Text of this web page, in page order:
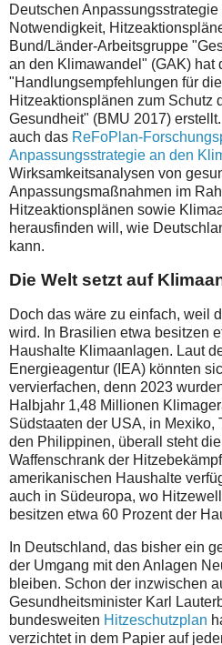
Deutschen
Notwendigkeit,
Bund/Länder-Arbeitsgruppe
an den Klimawandel" (GAK) hat
"Handlungsempfehlungen für
Hitzeaktionsplänen zum Schutz
Gesundheit" (BMU 2017)
auch das ReFoPlan-
Anpassungsstrategie an den
Wirksamkeitsanalysen von
Anpassungsmaßnahmen im
Hitzeaktionsplänen sowie
herausfinden will, wie
kann.
Die Welt setzt auf
Doch das wäre zu einfach, weil
wird. In Brasilien etwa besitzen
Haushalte Klimaanlagen. Laut
Energieagentur (IEA) könnten
vervierfachen, denn 2023
Halbjahr 1,48 Millionen
Südstaaten der USA, in Mexiko,
den Philippinen, überall steht
Waffenschrank der
amerikanischen Haushalte
auch in Südeuropa, wo
besitzen etwa 60 Prozent der
In Deutschland, das bisher ein
der Umgang mit den Anlagen
bleiben. Schon der inzwischen
Gesundheitsminister Karl
bundesweiten Hitzeschutzplan
verzichtet in dem Papier auf